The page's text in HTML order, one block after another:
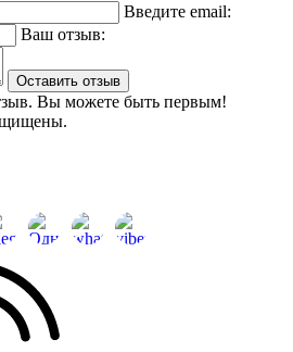
Введите email:
Ваш отзыв:
Оставить отзыв
Вы можете быть первым!